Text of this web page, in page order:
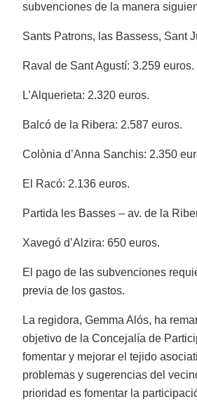
subvenciones de la manera
Sants Patrons, las Bassess, Sant
Raval de Sant Agustí: 3.259 euros.
L’Alquerieta: 2.320 euros.
Balcó de la Ribera: 2.587 euros.
Colònia d’Anna Sanchis: 2.350
El Racó: 2.136 euros.
Partida les Basses – av. de la
Xavegó d’Alzira: 650 euros.
El pago de las subvenciones
previa de los gastos.
La regidora, Gemma Alós, ha
objetivo de la Concejalía de
fomentar y mejorar el tejido
problemas y sugerencias del
prioridad es fomentar la